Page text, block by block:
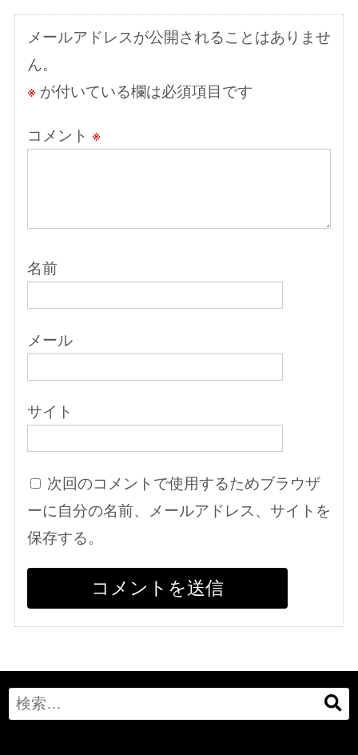
シ
ョ
ン
メールアドレスが公開されることはありませ
ん。
※が付いている欄は必須項目です
コメント ※
名前
メール
サイト
次回のコメントで使用するためブラウザ
ーに自分の名前、メールアドレス、サイトを
保存する。
Search
for: